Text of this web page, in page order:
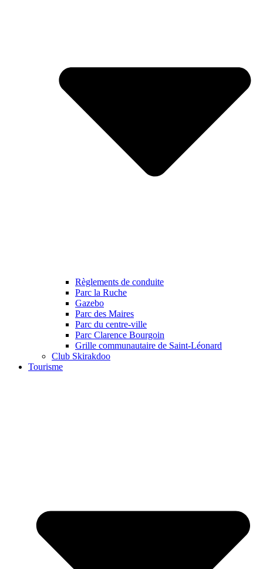
Règlements de conduite
Parc la Ruche
Gazebo
Parc des Maires
Parc du centre-ville
Parc Clarence Bourgoin
Grille communautaire de Saint-Léonard
Club Skirakdoo
Tourisme